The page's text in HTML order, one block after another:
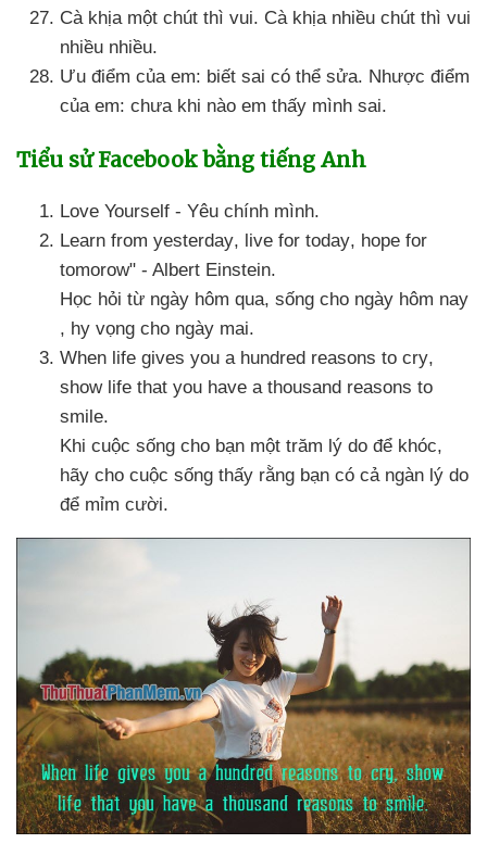
Cà khịa một chút thì vui. Cà khịa nhiều chút thì vui
nhiều nhiều.
Ưu điểm của em: biết sai có thể sửa. Nhược điểm
của em: chưa khi nào em thấy mình sai.
Tiểu sử Facebook bằng tiếng Anh
Love Yourself - Yêu chính mình.
Learn from yesterday, live for today, hope for
tomorow" - Albert Einstein.
Học hỏi từ ngày hôm qua, sống cho ngày hôm nay
, hy vọng cho ngày mai.
When life gives you a hundred reasons to cry,
show life that you have a thousand reasons to
smile.
Khi cuộc sống cho bạn một trăm lý do để khóc,
hãy cho cuộc sống thấy rằng bạn có cả ngàn lý do
để mỉm cười.